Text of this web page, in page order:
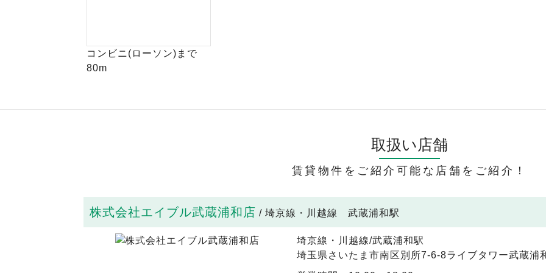
コンビニ(ローソン)まで
80m
取扱い店舗
賃貸物件をご紹介可能な店舗をご紹介！
株式会社エイブル武蔵浦和店 / 埼京線・川越線 武蔵浦和駅
埼京線・川越線/武蔵浦和駅
埼玉県さいたま市南区別所7-6-8ライブタワー武蔵浦